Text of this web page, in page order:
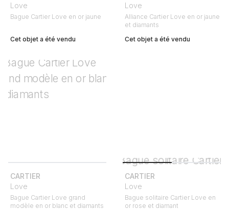
Love
Bague Cartier Love en or jaune
Cet objet a été vendu
Love
Alliance Cartier Love en or jaune
et diamants
Cet objet a été vendu
CARTIER
Love
Bague Cartier Love grand
modèle en or blanc et diamants
CARTIER
Love
Bague solitaire Cartier Love en
or rose et diamant